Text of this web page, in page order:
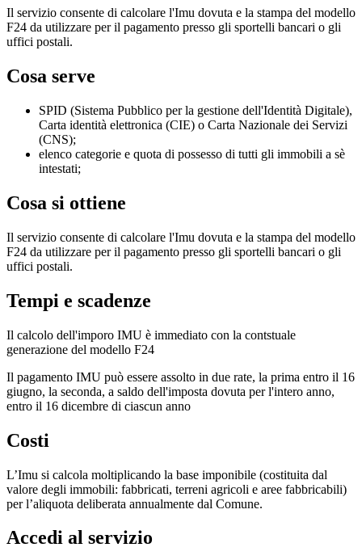
Il servizio consente di calcolare l'Imu dovuta e la stampa del modello
F24 da utilizzare per il pagamento presso gli sportelli bancari o gli
uffici postali.
Cosa serve
SPID (Sistema Pubblico per la gestione dell'Identità Digitale),
Carta identità elettronica (CIE) o Carta Nazionale dei Servizi
(CNS);
elenco categorie e quota di possesso di tutti gli immobili a sè
intestati;
Cosa si ottiene
Il servizio consente di calcolare l'Imu dovuta e la stampa del modello
F24 da utilizzare per il pagamento presso gli sportelli bancari o gli
uffici postali.
Tempi e scadenze
Il calcolo dell'imporo IMU è immediato con la contstuale
generazione del modello F24
Il pagamento IMU può essere assolto in due rate, la prima entro il 16
giugno, la seconda, a saldo dell'imposta dovuta per l'intero anno,
entro il 16 dicembre di ciascun anno
Costi
L’Imu si calcola moltiplicando la base imponibile (costituita dal
valore degli immobili: fabbricati, terreni agricoli e aree fabbricabili)
per l’aliquota deliberata annualmente dal Comune.
Accedi al servizio